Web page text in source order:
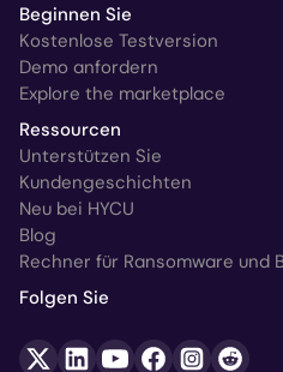
Beginnen Sie
Kostenlose Testversion
Demo anfordern
Explore the marketplace
Ressourcen
Unterstützen Sie
Kundengeschichten
Neu bei HYCU
Blog
Rechner für Ransomware und
Folgen Sie